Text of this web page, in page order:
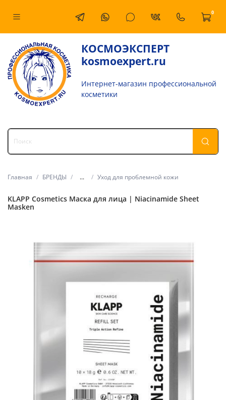
0
КОСМОЭКСПЕРТ
kosmoexpert.ru
Интернет-магазин профессиональной
косметики
Главная БРЕНДЫ ... Уход для проблемной кожи
KLAPP Cosmetics Маска для лица | Niacinamide Sheet
Masken